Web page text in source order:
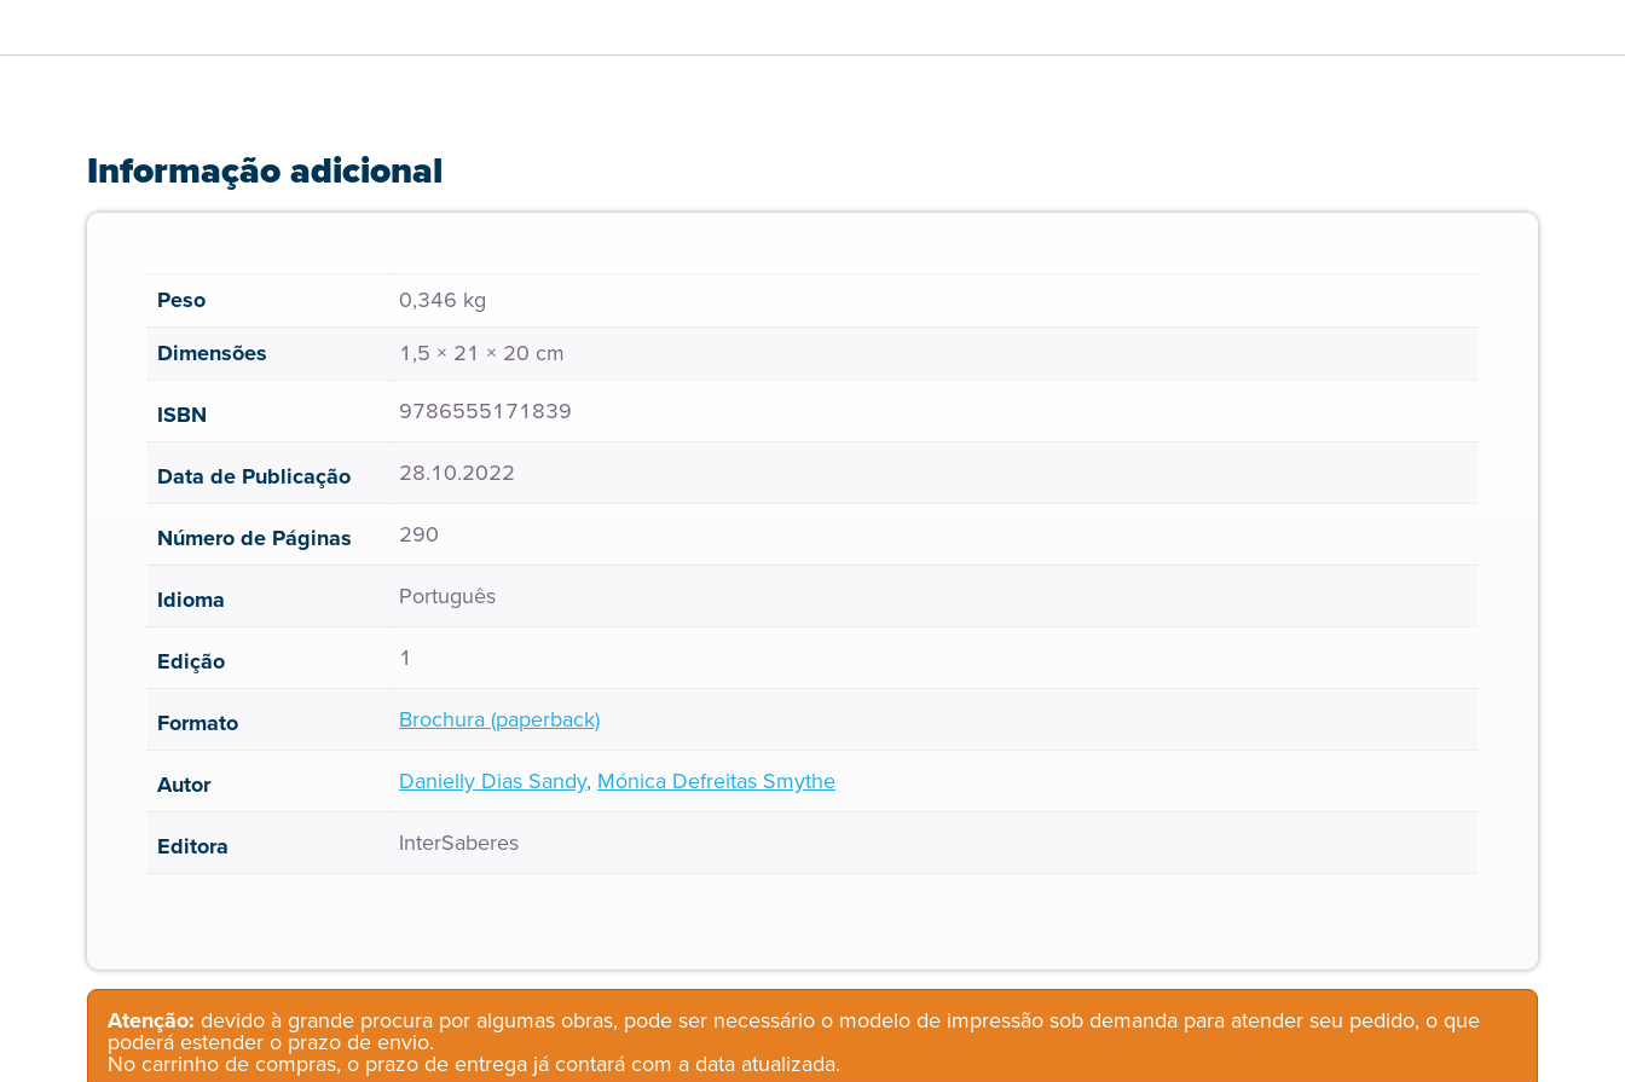
Informação adicional
Peso
0,346 kg
Dimensões
1,5 × 21 × 20 cm
ISBN
9786555171839
Data de Publicação 28.10.2022
Número de Páginas 290
Idioma Português
Edição 1
Formato Brochura (paperback)
Autor Danielly Dias Sandy, Mónica Defreitas Smythe
Editora InterSaberes
Atenção: devido à grande procura por algumas obras, pode ser necessário o modelo de impressão sob demanda para atender seu pedido, o que
poderá estender o prazo de envio.
No carrinho de compras, o prazo de entrega já contará com a data atualizada.